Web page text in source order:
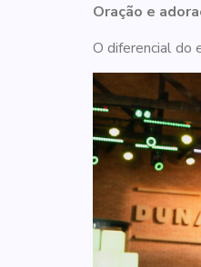
Oração e
O diferencial do